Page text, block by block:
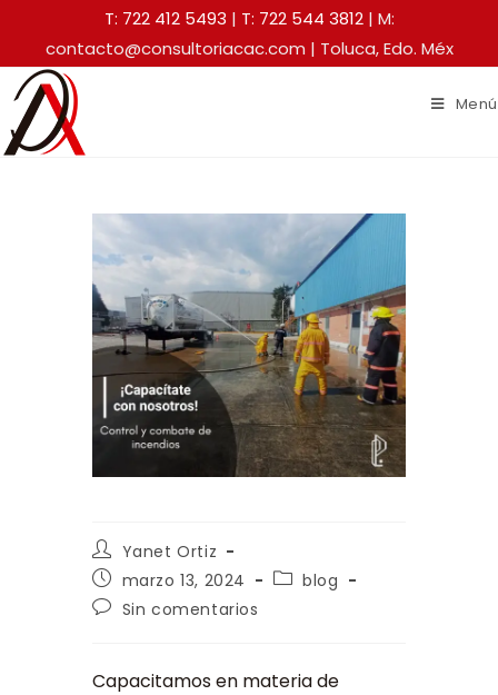
T: 722 412 5493 | T: 722 544 3812| M:
contacto@consultoriacac.com | Toluca, Edo. Méx
Menú
Yanet Ortiz
marzo 13, 2024
blog
Sin comentarios
Capacitamos en materia de